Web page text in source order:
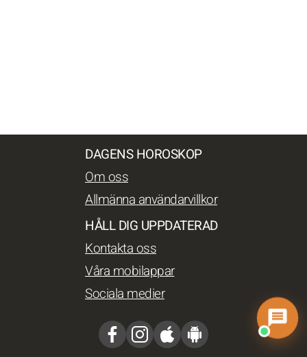
DAGENS HOROSKOP
Om oss
Allmänna användarvillkor
HÅLL DIG UPPDATERAD
Kontakta oss
Våra mobilappar
Sociala medier